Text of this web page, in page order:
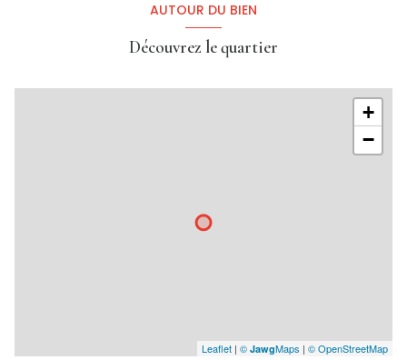
AUTOUR DU BIEN
Découvrez le quartier
+
−
Leaflet | © JawgMaps | © OpenStreetMap